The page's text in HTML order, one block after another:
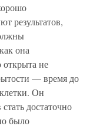
результатов,
она
открыта не
— время до
Он
достаточно
было